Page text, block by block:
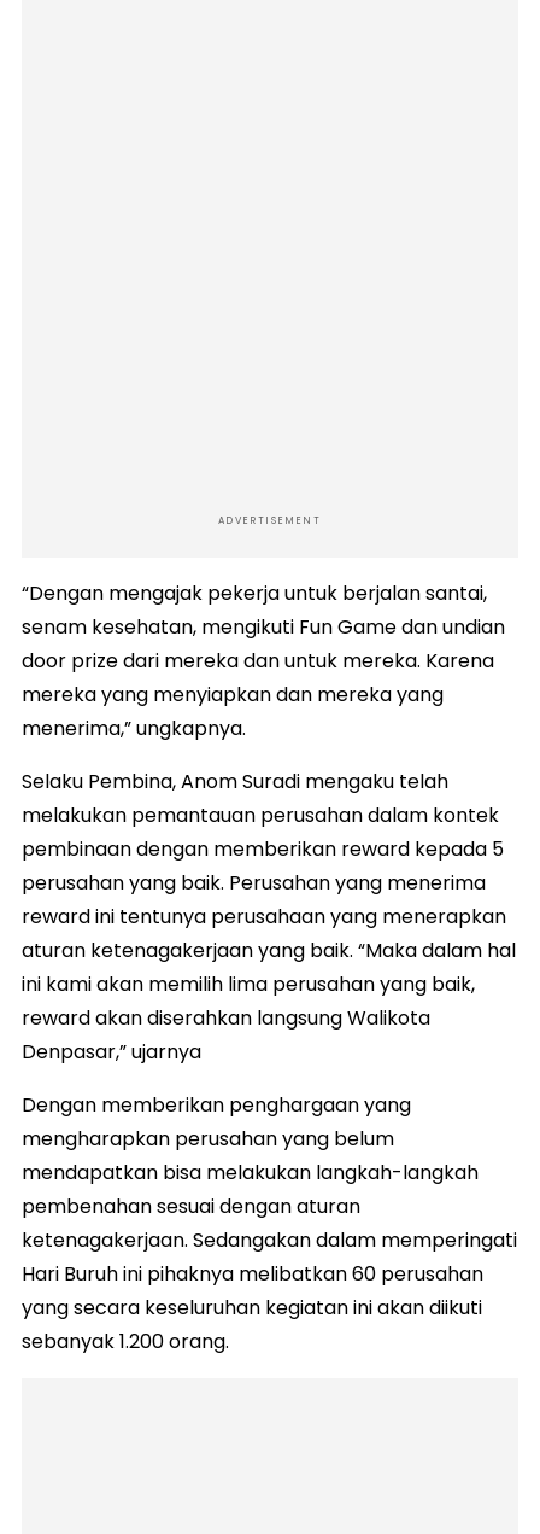
ADVERTISEMENT
“Dengan mengajak pekerja untuk berjalan santai,
senam kesehatan, mengikuti Fun Game dan undian
door prize dari mereka dan untuk mereka. Karena
mereka yang menyiapkan dan mereka yang
menerima,” ungkapnya.
Selaku Pembina, Anom Suradi mengaku telah
melakukan pemantauan perusahan dalam kontek
pembinaan dengan memberikan reward kepada 5
perusahan yang baik. Perusahan yang menerima
reward ini tentunya perusahaan yang menerapkan
aturan ketenagakerjaan yang baik. “Maka dalam hal
ini kami akan memilih lima perusahan yang baik,
reward akan diserahkan langsung Walikota
Denpasar,” ujarnya
Dengan memberikan penghargaan yang
mengharapkan perusahan yang belum
mendapatkan bisa melakukan langkah-langkah
pembenahan sesuai dengan aturan
ketenagakerjaan. Sedangakan dalam memperingati
Hari Buruh ini pihaknya melibatkan 60 perusahan
yang secara keseluruhan kegiatan ini akan diikuti
sebanyak 1.200 orang.